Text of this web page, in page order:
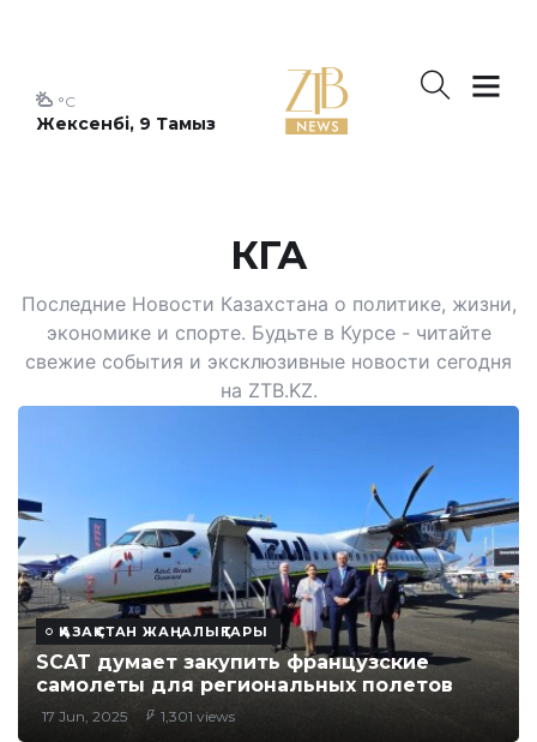
Жексенбі, 9 Тамыз
°C
КГА
Последние Новости Казахстана о политике, жизни,
экономике и спорте. Будьте в Курсе - читайте
свежие события и эксклюзивные новости сегодня
на ZTB.KZ.
ҚАЗАҚСТАН ЖАҢАЛЫҚТАРЫ
SCAT думает закупить французские
самолеты для региональных полетов
17 Jun, 2025 1,301 views